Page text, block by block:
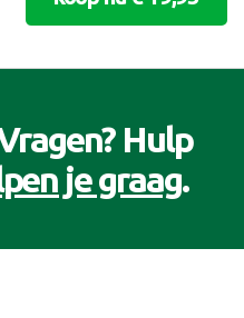
Hulp
je graag.